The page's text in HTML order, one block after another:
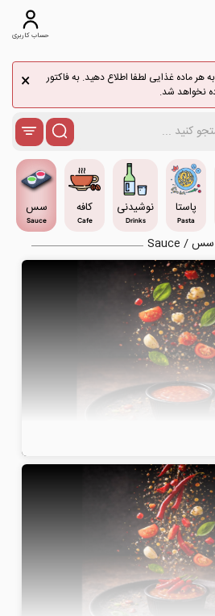
حساب کاربری
×
ماده غذایی لطفا اطلاع دهید. به فاکتور
نخواهد شد.
پاستا
Pasta
نوشیدنی
Drinks
کافه
Cafe
سس
Sauce
سس / Sauce